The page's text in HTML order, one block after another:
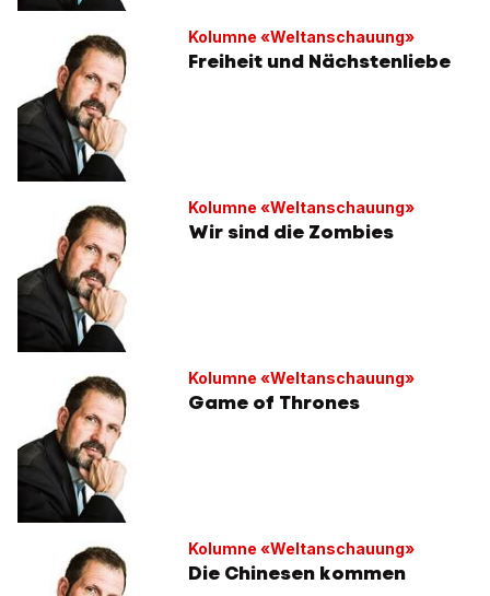
Kolumne «Weltanschauung»
Freiheit und Nächstenliebe
Kolumne «Weltanschauung»
Wir sind die Zombies
Kolumne «Weltanschauung»
Game of Thrones
Kolumne «Weltanschauung»
Die Chinesen kommen